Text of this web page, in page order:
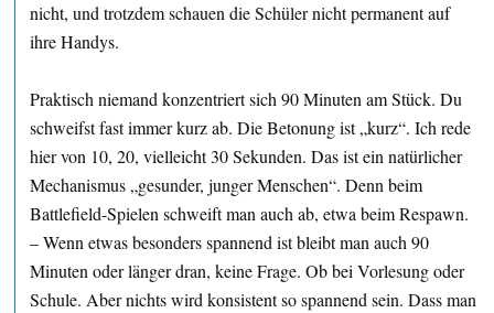
nicht, und trotzdem schauen die Schüler nicht permanent auf
ihre Handys.
Praktisch niemand konzentriert sich 90 Minuten am Stück. Du
schweifst fast immer kurz ab. Die Betonung ist „kurz“. Ich rede
hier von 10, 20, vielleicht 30 Sekunden. Das ist ein natürlicher
Mechanismus „gesunder, junger Menschen“. Denn beim
Battlefield-Spielen schweift man auch ab, etwa beim Respawn.
– Wenn etwas besonders spannend ist bleibt man auch 90
Minuten oder länger dran, keine Frage. Ob bei Vorlesung oder
Schule. Aber nichts wird konsistent so spannend sein. Dass man